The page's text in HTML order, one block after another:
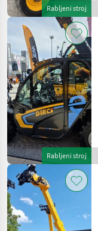
Rabljeni stroj
Rabljeni stroj